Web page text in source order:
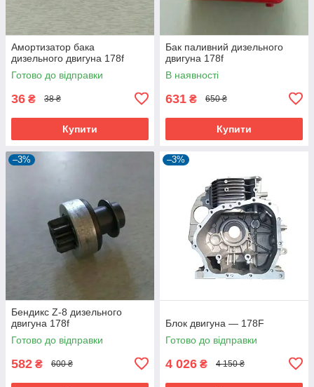
Амортизатор бака
дизельного двигуна 178f
Готово до відправки
36 ₴ 38 ₴
Купити
Бак паливний дизельного
двигуна 178f
В наявності
631 ₴ 650 ₴
Купити
–3%
Бендикс Z-8 дизельного
двигуна 178f
Готово до відправки
582 ₴ 600 ₴
–3%
Блок двигуна — 178F
Готово до відправки
4 026 ₴ 4 150 ₴